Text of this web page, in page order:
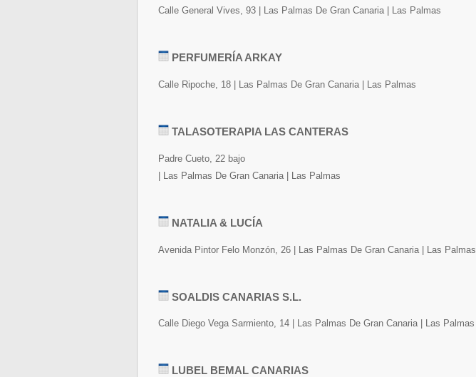
Calle General Vives, 93 | Las Palmas De Gran Canaria | Las Palmas
PERFUMERÍA ARKAY
Calle Ripoche, 18 | Las Palmas De Gran Canaria | Las Palmas
TALASOTERAPIA LAS CANTERAS
Padre Cueto, 22 bajo
| Las Palmas De Gran Canaria | Las Palmas
NATALIA & LUCÍA
Avenida Pintor Felo Monzón, 26 | Las Palmas De Gran Canaria | Las Palmas
SOALDIS CANARIAS S.L.
Calle Diego Vega Sarmiento, 14 | Las Palmas De Gran Canaria | Las Palmas
LUBEL BEMAL CANARIAS